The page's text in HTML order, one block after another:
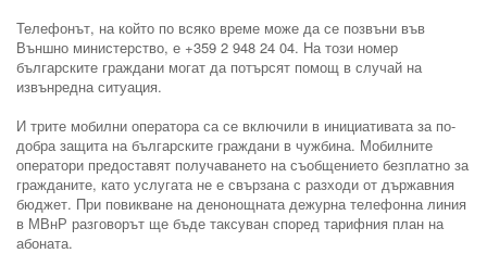
Телефонът, на който по всяко време може да се позвъни във
Външно министерство, е +359 2 948 24 04. На този номер
българските граждани могат да потърсят помощ в случай на
извънредна ситуация.
И трите мобилни оператора са се включили в инициативата за по-
добра защита на българските граждани в чужбина. Мобилните
оператори предоставят получаването на съобщението безплатно за
гражданите, като услугата не е свързана с разходи от държавния
бюджет. При повикване на денонощната дежурна телефонна линия
в МВнР разговорът ще бъде таксуван според тарифния план на
абоната.